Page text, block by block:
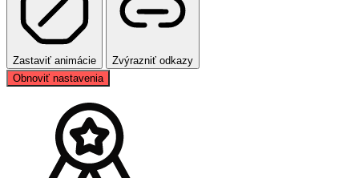
Zastaviť animácie
Zvýrazniť odkazy
Obnoviť nastavenia